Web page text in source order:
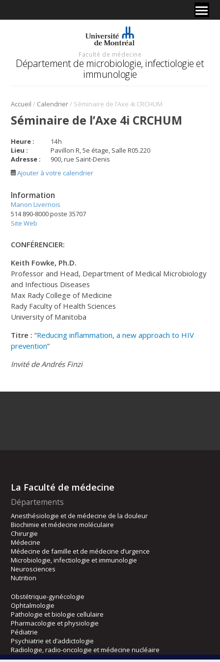
Faculté de médecine
Département de microbiologie, infectiologie et
immunologie
Accueil / Calendrier/ Séminaire de l’Axe 4i CRCHUM
Séminaire de l’Axe 4i CRCHUM
Heure : 14h
Lieu :
Pavillon R, 5e étage, Salle R05.220
Adresse :
900, rue Saint-Denis
Ajouter à votre calendrier
Information
Manon Livernois
514 890-8000 poste 35707
Site Web
CONFÉRENCIER:
Keith Fowke, Ph.D.
Professor and Head, Department of Medical Microbiology
and Infectious Diseases
Max Rady College of Medicine
Rady Faculty of Health Sciences
University of Manitoba
Titre :“Reducing inflammation, a new approach to HIV
prevention”
Invité de Andrés Finzi
La Faculté de médecine
Départements
Anesthésiologie et de médecine de la douleur
Biochimie et médecine moléculaire
Chirurgie
Médecine
Médecine de famille et de médecine d’urgence
Microbiologie, infectiologie et immunologie
Neurosciences
Nutrition
Obstétrique-gynécologie
Ophtalmologie
Pathologie et biologie cellulaire
Pharmacologie et physiologie
Pédiatrie
Psychiatrie et d’addictologie
Radiologie, radio-oncologie et médecine nucléaire